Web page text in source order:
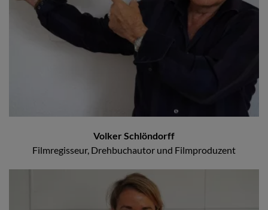
Volker Schlöndorff
Filmregisseur, Drehbuchautor und Filmproduzent